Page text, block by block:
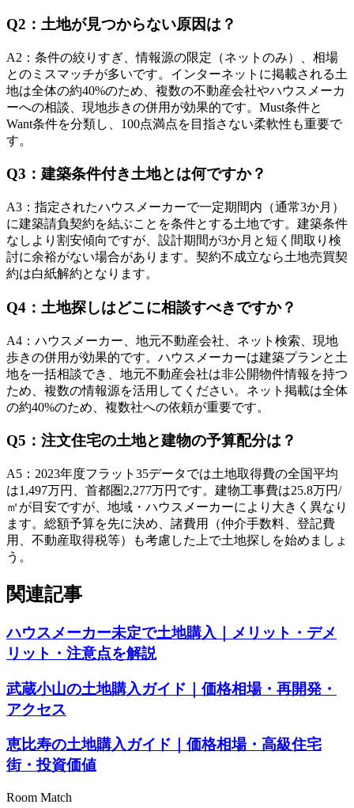
Q2 ： 土地が見つからない原因は？
A2 ： 条件の絞りすぎ、情報源の限定（ネットのみ）、相場
とのミスマッチが多いです。インターネットに掲載される土
地は全体の約40%のため、複数の不動産会社やハウスメーカ
ーへの相談、現地歩きの併用が効果的です。Must条件と
Want条件を分類し、100点満点を目指さない柔軟性も重要で
す。
Q3 ： 建築条件付き土地とは何ですか？
A3 ： 指定されたハウスメーカーで一定期間内（通常3か月）
に建築請負契約を結ぶことを条件とする土地です。建築条件
なしより割安傾向ですが、設計期間が3か月と短く間取り検
討に余裕がない場合があります。契約不成立なら土地売買契
約は白紙解約となります。
Q4 ： 土地探しはどこに相談すべきですか？
A4 ： ハウスメーカー、地元不動産会社、ネット検索、現地
歩きの併用が効果的です。ハウスメーカーは建築プランと土
地を一括相談でき、地元不動産会社は非公開物件情報を持つ
ため、複数の情報源を活用してください。ネット掲載は全体
の約40%のため、複数社への依頼が重要です。
Q5 ： 注文住宅の土地と建物の予算配分は？
A5 ： 2023年度フラット35データでは土地取得費の全国平均
は1,497万円、首都圏2,277万円です。建物工事費は25.8万円/
㎡が目安ですが、地域・ハウスメーカーにより大きく異なり
ます。総額予算を先に決め、諸費用（仲介手数料、登記費
用、不動産取得税等）も考慮した上で土地探しを始めましょ
う。
関連記事
ハウスメーカー未定で土地購入｜メリット・デメ
リット・注意点を解説
武蔵小山の土地購入ガイド｜価格相場・再開発・
アクセス
恵比寿の土地購入ガイド｜価格相場・高級住宅
街・投資価値
Room Match